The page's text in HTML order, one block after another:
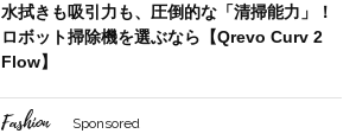
水拭きも吸引力も、圧倒的な「清掃能力」！
ロボット掃除機を選ぶなら【Qrevo Curv 2
Flow】
Fashion Sponsored